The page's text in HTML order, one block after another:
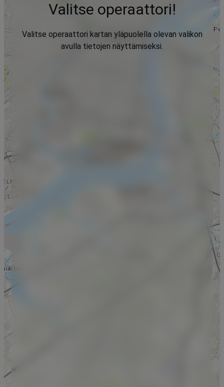
Valitse operaattori!
Valitse operaattori kartan yläpuolella olevan valikon
avulla tietojen näyttämiseksi.